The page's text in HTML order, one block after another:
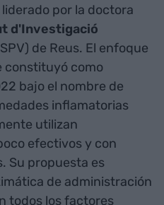
por la doctora
d'Investigació
de Reus. El enfoque
constituyó como
bajo el nombre de
inflamatorias
utilizan
efectivos y con
Su propuesta es
de administración
todos los factores